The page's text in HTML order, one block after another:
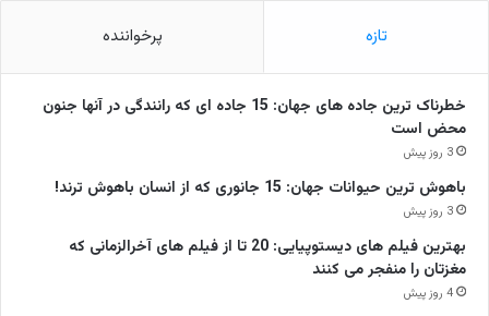
تازه پرخواننده
خطرناک ترین جاده های جهان: 15 جاده ای که رانندگی در آنها جنون
محض است
3 روز پیش
باهوش ترین حیوانات جهان: 15 جانوری که از انسان باهوش ترند!
3 روز پیش
بهترین فیلم های دیستوپیایی: 20 تا از فیلم های آخرالزمانی که
مغزتان را منفجر می کنند
4 روز پیش